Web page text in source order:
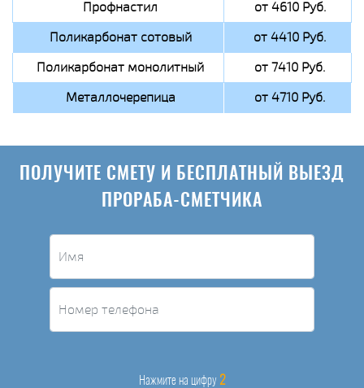
Профнастил
от 4610 Руб.
Поликарбонат сотовый
от 4410 Руб.
Поликарбонат монолитный
от 7410 Руб.
Металлочерепица
от 4710 Руб.
ПОЛУЧИТЕ СМЕТУ И БЕСПЛАТНЫЙ ВЫЕЗД
ПРОРАБА-СМЕТЧИКА
Нажмите на цифру 2